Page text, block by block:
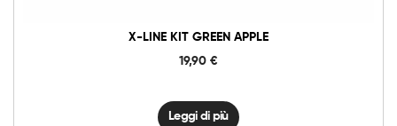
X-LINE KIT GREEN APPLE
19,90 €
Leggi di più